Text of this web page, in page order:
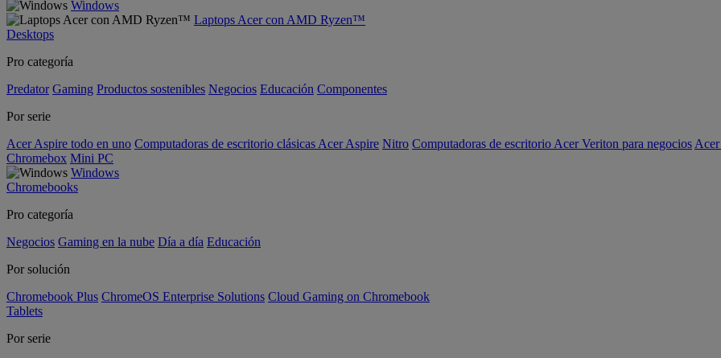
Windows
Laptops Acer con AMD Ryzen™
Desktops
Pro categoría
Predator Gaming Productos sostenibles Negocios Educación Componentes
Por serie
Acer Aspire todo en uno Computadoras de escritorio clásicas Acer Aspire Nitro Computadoras de escritorio Acer Veriton para negocios
Chromebox Mini PC
Windows
Chromebooks
Pro categoría
Negocios Gaming en la nube Día a día Educación
Por solución
Chromebook Plus ChromeOS Enterprise Solutions Cloud Gaming on Chromebook
Tablets
Por serie